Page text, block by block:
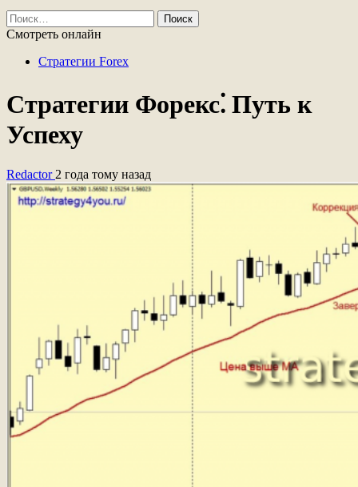
Найти:
Смотреть онлайн
Стратегии Forex
Стратегии Форекс⁚ Путь к
Успеху
Redactor 2 года тому назад